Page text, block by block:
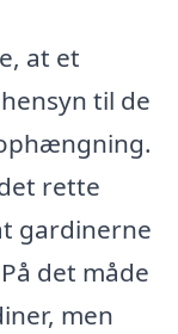
at et
til de
rette
gardinerne
det måde
men